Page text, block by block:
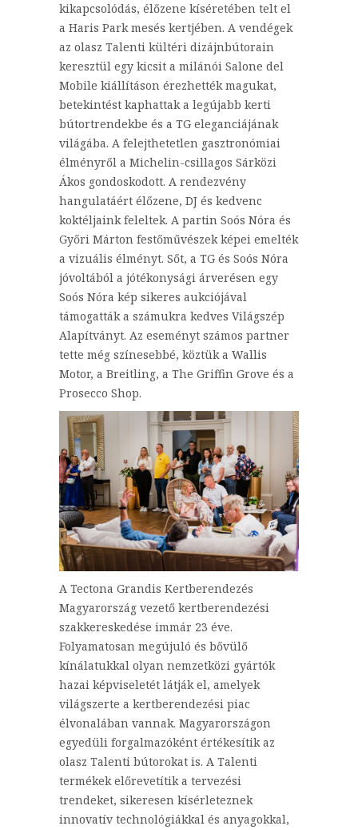
kikapcsolódás, élőzene kíséretében telt el
a Haris Park mesés kertjében. A vendégek
az olasz Talenti kültéri dizájnbútorain
keresztül egy kicsit a milánói Salone del
Mobile kiállításon érezhették magukat,
betekintést kaphattak a legújabb kerti
bútortrendekbe és a TG eleganciájának
világába. A felejthetetlen gasztronómiai
élményről a Michelin-csillagos Sárközi
Ákos gondoskodott. A rendezvény
hangulatáért élőzene, DJ és kedvenc
koktéljaink feleltek. A partin Soós Nóra és
Győri Márton festőművészek képei emelték
a vizuális élményt. Sőt, a TG és Soós Nóra
jóvoltából a jótékonysági árverésen egy
Soós Nóra kép sikeres aukciójával
támogatták a számukra kedves Világszép
Alapítványt. Az eseményt számos partner
tette még színesebbé, köztük a Wallis
Motor, a Breitling, a The Griffin Grove és a
Prosecco Shop.
A Tectona Grandis Kertberendezés
Magyarország vezető kertberendezési
szakkereskedése immár 23 éve.
Folyamatosan megújuló és bővülő
kínálatukkal olyan nemzetközi gyártók
hazai képviseletét látják el, amelyek
világszerte a kertberendezési piac
élvonalában vannak. Magyarországon
egyedüli forgalmazóként értékesítik az
olasz Talenti bútorokat is. A Talenti
termékek előrevetítik a tervezési
trendeket, sikeresen kísérleteznek
innovatív technológiákkal és anyagokkal,